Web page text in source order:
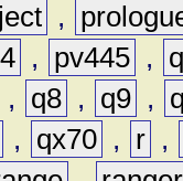
,
, pv445 ,
, q8 , q9 ,
, qx70 , r ,